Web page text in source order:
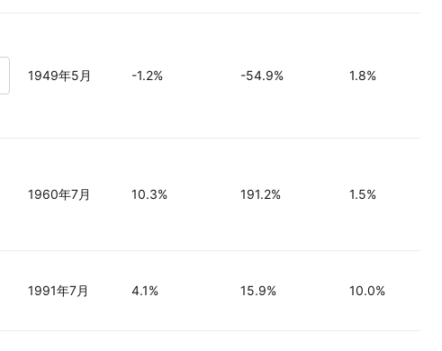
1949年5月 -1.2% -54.9% 1.8%
1960年7月 10.3% 191.2% 1.5%
1991年7月 4.1% 15.9% 10.0%